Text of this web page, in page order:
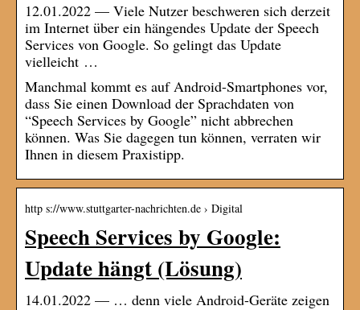
12.01.2022 — Viele Nutzer beschweren sich derzeit
im Internet über ein hängendes Update der Speech
Services von Google. So gelingt das Update
vielleicht …
Manchmal kommt es auf Android-Smartphones vor,
dass Sie einen Download der Sprachdaten von
“Speech Services by Google” nicht abbrechen
können. Was Sie dagegen tun können, verraten wir
Ihnen in diesem Praxistipp.
http s://www.stuttgarter-nachrichten.de › Digital
Speech Services by Google:
Update hängt (Lösung)
14.01.2022 — … denn viele Android-Geräte zeigen